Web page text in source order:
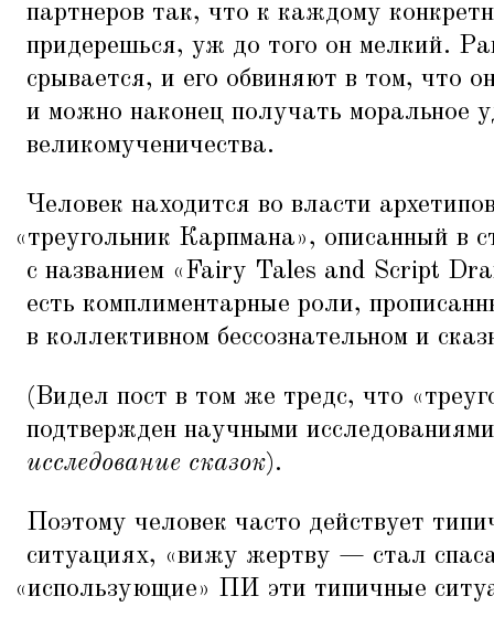
партнеров так, что к каждому
придерешься, уж до того он мелкий.
срывается, и его обвиняют в том, что
и можно наконец получать моральное
великомученичества.
Человек находится во власти
«треугольник Карпмана», описанный в
с названием «Fairy Tales and Script
есть комплиментарные роли,
в коллективном бессознательном и
(Видел пост в том же тредс, что «
подтвержден научными
исследование сказок).
Поэтому человек часто действует
ситуациях, «вижу жертву — стал
«использующие» ПИ эти типичные